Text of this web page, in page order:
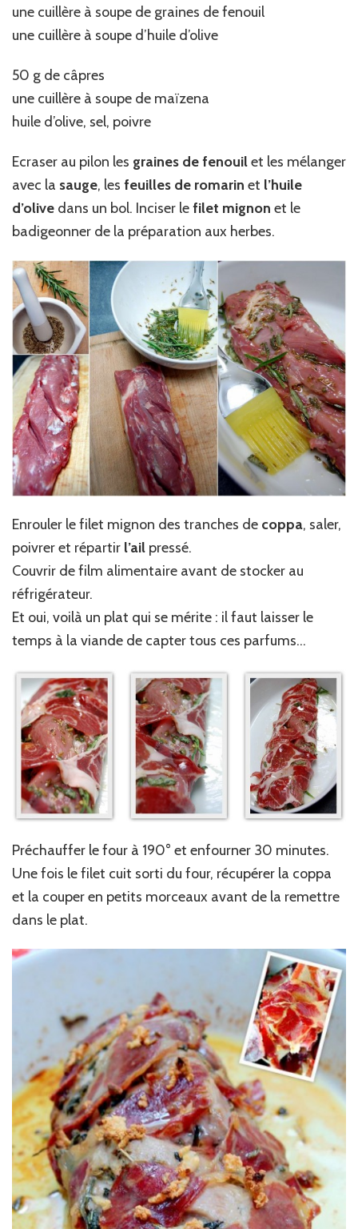
une cuillère à soupe de graines de fenouil
une cuillère à soupe d’huile d’olive
50 g de câpres
une cuillère à soupe de maïzena
huile d’olive, sel, poivre
Ecraser au pilon les graines de fenouilet les mélanger
avec la sauge, les feuilles de romarin et l’huile
d’olive dans un bol. Inciser lefilet mignon et le
badigeonner de la préparation aux herbes.
Enrouler le filet mignon des tranches de coppa, saler,
poivrer et répartir l’ail pressé.
Couvrir de film alimentaire avant de stocker au
réfrigérateur.
Et oui, voilà un plat qui se mérite : il faut laisser le
temps à la viande de capter tous ces parfums…
Préchauffer le four à 190° et enfourner 30 minutes.
Une fois le filet cuit sorti du four, récupérer la coppa
et la couper en petits morceaux avant de la remettre
dans le plat.